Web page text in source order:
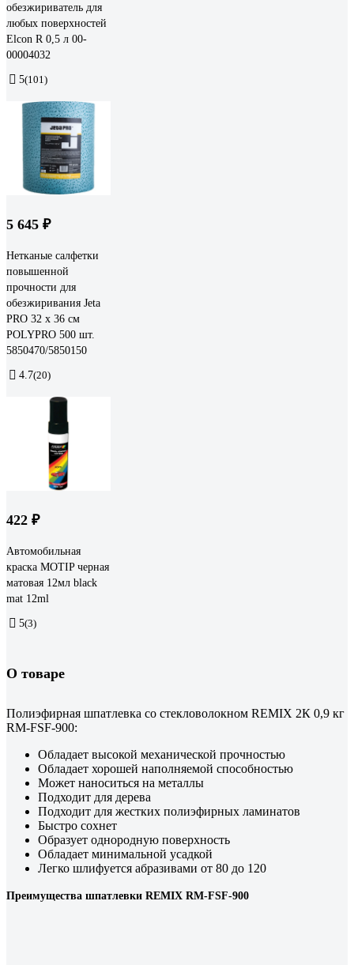
обезжириватель для
любых поверхностей
Elcon R 0,5 л 00-
00004032
5(101)
5 645 ₽
Нетканые салфетки
повышенной
прочности для
обезжиривания Jeta
PRO 32 х 36 см
POLYPRO 500 шт.
5850470/5850150
4.7(20)
422 ₽
Автомобильная
краска MOTIP черная
матовая 12мл black
mat 12ml
5(3)
О товаре
Полиэфирная шпатлевка со стекловолокном REMIX 2К 0,9 кг
RM-FSF-900:
Обладает высокой механической прочностью
Обладает хорошей наполняемой способностью
Может наноситься на металлы
Подходит для дерева
Подходит для жестких полиэфирных ламинатов
Быстро сохнет
Образует однородную поверхность
Обладает минимальной усадкой
Легко шлифуется абразивами от 80 до 120
Преимущества шпатлевки REMIX RM-FSF-900